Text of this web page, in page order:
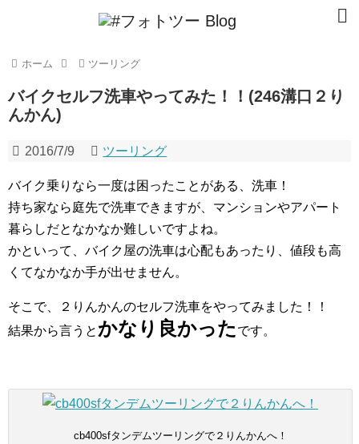
ホーム ツーリング
バイクセルフ洗車やってみた！！(246溝口２り
んかん)
2016/7/9 ツーリング
バイク乗りなら一度は困ったことがある、洗車！
持ち家なら庭先で洗車できますが、マンションやアパート
暮らしだとなかなか難しいですよね。
かといって、バイク屋の洗車は心配もあったり、値段も高
くてなかなか手が出せません。
そこで、２りんかんのセルフ洗車をやってみました！！
結果から言うと かなり良かった です。
cb400sfタンデムツーリングで２りんかんへ！